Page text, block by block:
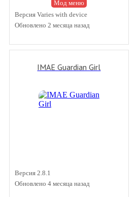
Мод меню
Версия Varies with device
Обновлено 2 месяца назад
IMAE Guardian Girl
Версия 2.8.1
Обновлено 4 месяца назад